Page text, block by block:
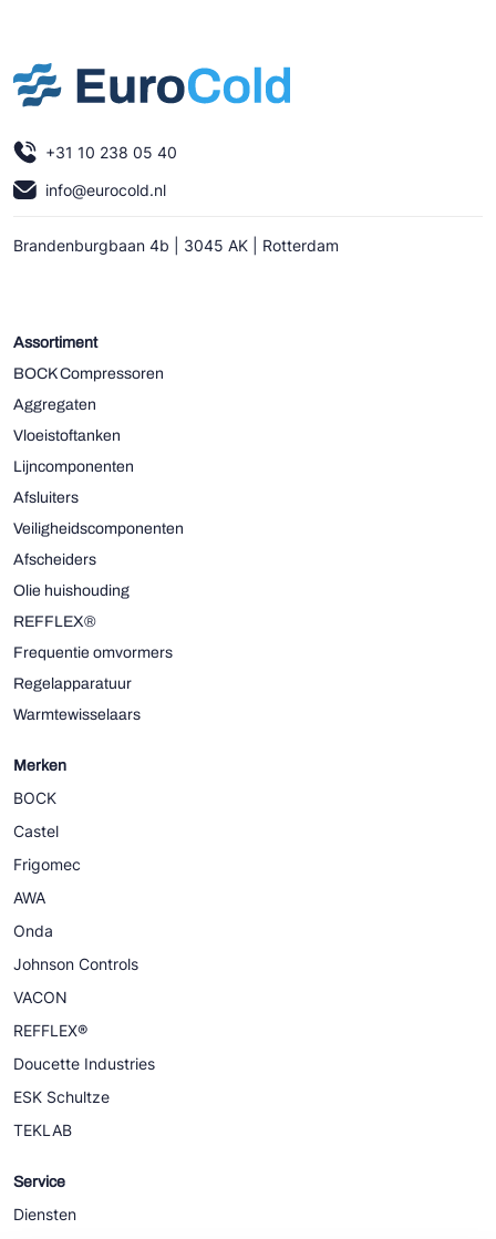
+31 10 238 05 40
info@eurocold.nl
Brandenburgbaan 4b | 3045 AK | Rotterdam
Assortiment
BOCK Compressoren
Aggregaten
Vloeistoftanken
Lijncomponenten
Afsluiters
Veiligheidscomponenten
Afscheiders
Olie huishouding
REFFLEX®
Frequentie omvormers
Regelapparatuur
Warmtewisselaars
Merken
BOCK
Castel
Frigomec
AWA
Onda
Johnson Controls
VACON
REFFLEX®
Doucette Industries
ESK Schultze
TEKLAB
Service
Diensten